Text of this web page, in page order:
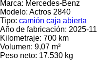
Marca: Mercedes-Benz
Modelo: Actros 2840
Tipo: camión caja abierta
Año de fabricación: 2025-11
Kilometraje: 700 km
Volumen: 9,07 m³
Peso neto: 17.530 kg